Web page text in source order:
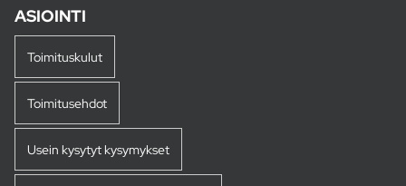
ASIOINTI
Toimituskulut
Toimitusehdot
Usein kysytyt kysymykset